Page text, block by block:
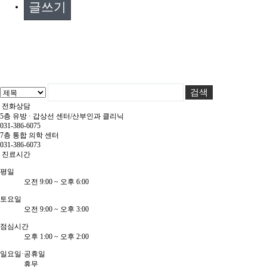
글쓰기
전화상담
5층 유방 · 갑상선 센터/산부인과 클리닉
031-386-6075
7층 통합 의학 센터
031-386-6073
진료시간
평일
오전 9:00 ~ 오후 6:00
토 요 일
오전 9:00 ~ 오후 3:00
점심시간
오후 1:00 ~ 오후 2:00
일요일·공휴일
휴무